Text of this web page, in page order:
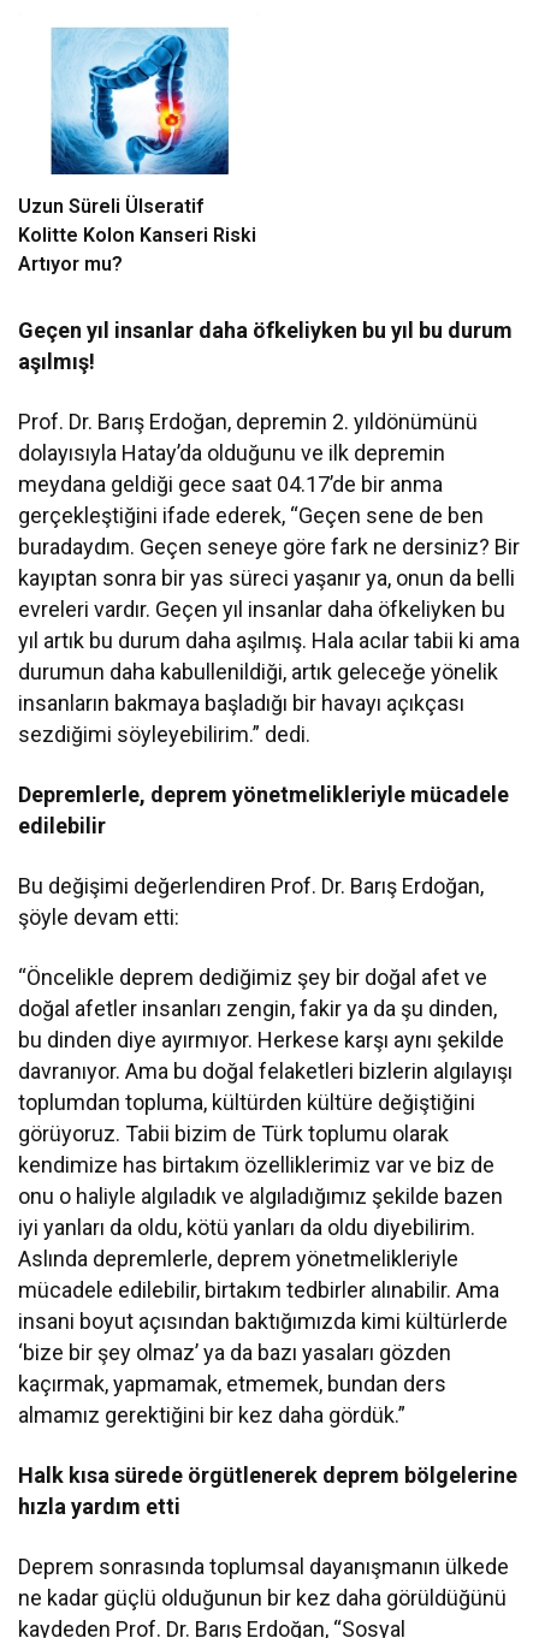
Uzun Süreli Ülseratif
Kolitte Kolon Kanseri Riski
Artıyor mu?
Geçen yıl insanlar daha öfkeliyken bu yıl bu durum
aşılmış!
Prof. Dr. Barış Erdoğan, depremin 2. yıldönümünü
dolayısıyla Hatay’da olduğunu ve ilk depremin
meydana geldiği gece saat 04.17’de bir anma
gerçekleştiğini ifade ederek, “Geçen sene de ben
buradaydım. Geçen seneye göre fark ne dersiniz? Bir
kayıptan sonra bir yas süreci yaşanır ya, onun da belli
evreleri vardır. Geçen yıl insanlar daha öfkeliyken bu
yıl artık bu durum daha aşılmış. Hala acılar tabii ki ama
durumun daha kabullenildiği, artık geleceğe yönelik
insanların bakmaya başladığı bir havayı açıkçası
sezdiğimi söyleyebilirim.” dedi.
Depremlerle, deprem yönetmelikleriyle mücadele
edilebilir
Bu değişimi değerlendiren Prof. Dr. Barış Erdoğan,
şöyle devam etti:
“Öncelikle deprem dediğimiz şey bir doğal afet ve
doğal afetler insanları zengin, fakir ya da şu dinden,
bu dinden diye ayırmıyor. Herkese karşı aynı şekilde
davranıyor. Ama bu doğal felaketleri bizlerin algılayışı
toplumdan topluma, kültürden kültüre değiştiğini
görüyoruz. Tabii bizim de Türk toplumu olarak
kendimize has birtakım özelliklerimiz var ve biz de
onu o haliyle algıladık ve algıladığımız şekilde bazen
iyi yanları da oldu, kötü yanları da oldu diyebilirim.
Aslında depremlerle, deprem yönetmelikleriyle
mücadele edilebilir, birtakım tedbirler alınabilir. Ama
insani boyut açısından baktığımızda kimi kültürlerde
‘bize bir şey olmaz’ ya da bazı yasaları gözden
kaçırmak, yapmamak, etmemek, bundan ders
almamız gerektiğini bir kez daha gördük.”
Halk kısa sürede örgütlenerek deprem bölgelerine
hızla yardım etti
Deprem sonrasında toplumsal dayanışmanın ülkede
ne kadar güçlü olduğunun bir kez daha görüldüğünü
kaydeden Prof. Dr. Barış Erdoğan, “Sosyal